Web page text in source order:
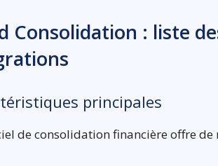
Consolidation : liste
principales
de consolidation financière offre